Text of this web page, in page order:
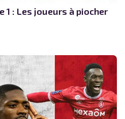
1 : Les joueurs à piocher